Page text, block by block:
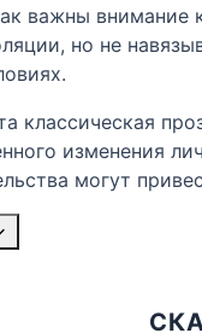
важны внимание
но не
классическая
изменения
могут